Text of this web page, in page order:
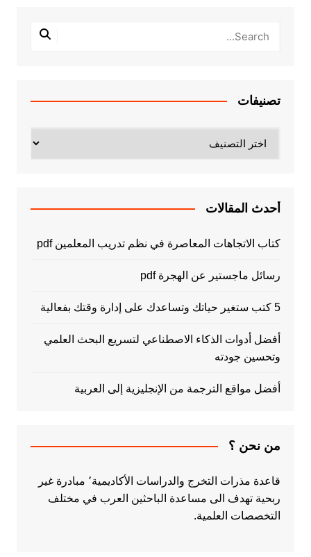
تصنيفات
أحدث المقالات
كتاب الاتجاهات المعاصرة في نظم تدريب المعلمين pdf
رسائل ماجستير عن الهجرة pdf
5 كتب ستغير حياتك وتساعدك على إدارة وقتك بفعالية
أفضل أدوات الذكاء الاصطناعي لتسريع البحث العلمي
وتحسين جودته
أفضل مواقع الترجمة من الإنجليزية إلى العربية
من نحن ؟
قاعدة مذرات التخرج والدراسات الأكاديمية٬ مبادرة غير
ربحية تهدف الى مساعدة الباحثين العرب في مختلف
التخصصات العلمية.